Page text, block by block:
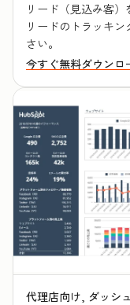
リード（見込み客
リードのトラッキ
さい。
今すぐ無料ダウンロ
代理店向け, ダッシ